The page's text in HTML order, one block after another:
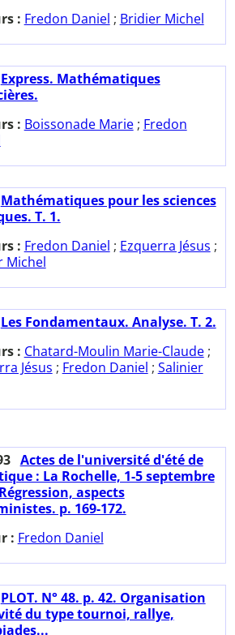
: Fredon Daniel ; Bridier Michel
Express. Mathématiques
: Boissonade Marie; Fredon
Mathématiques pour les sciences
T. 1.
: Fredon Daniel ; Ezquerra Jésus ;
Michel
Les Fondamentaux. Analyse. T. 2.
: Chatard-Moulin Marie-Claude;
Jésus ; Fredon Daniel ; Salinier
Actes de l'université d'été de
: La Rochelle, 1-5 septembre
aspects
p. 169-172.
: Fredon Daniel
PLOT. N° 48. p. 42. Organisation
du type tournoi, rallye,